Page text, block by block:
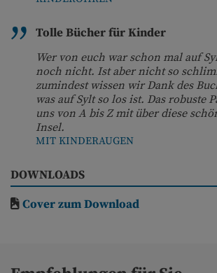
Tolle Bücher für Kinder
Wer von euch war schon mal auf
noch nicht. Ist aber nicht so
zumindest wissen wir Dank des
was auf Sylt so los ist. Das robuste
uns von A bis Z mit über diese
Insel.
MIT KINDERAUGEN
DOWNLOADS
Cover zum Download